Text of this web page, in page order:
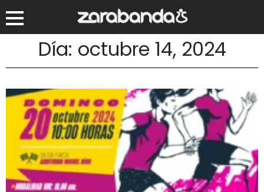
Día: octubre 14, 2024